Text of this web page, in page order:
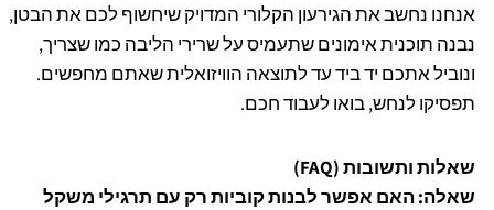
אנחנו נחשב את הגירעון הקלורי המדויק שיחשוף לכם את הבטן,
נבנה תוכנית אימונים שתעמיס על שרירי הליבה כמו שצריך,
ונוביל אתכם יד ביד עד לתוצאה הוויזואלית שאתם מחפשים.
תפסיקו לנחש, בואו לעבוד חכם.
שאלות ותשובות (FAQ)
שאלה: האם אפשר לבנות קוביות רק עם תרגילי משקל